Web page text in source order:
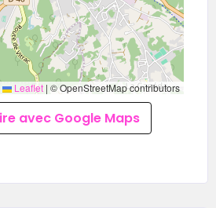
Leaflet | © OpenStreetMap contributors
avec Google Maps